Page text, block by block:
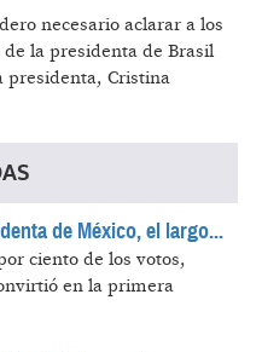
necesario aclarar a los
la presidenta de Brasil
presidenta, Cristina
de México, el largo...
ciento de los votos,
en la primera